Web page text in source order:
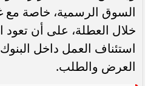
السوق الرسمية، خاصة مع
خلال العطلة، على أن تعود
استئناف العمل داخل
العرض والطلب.